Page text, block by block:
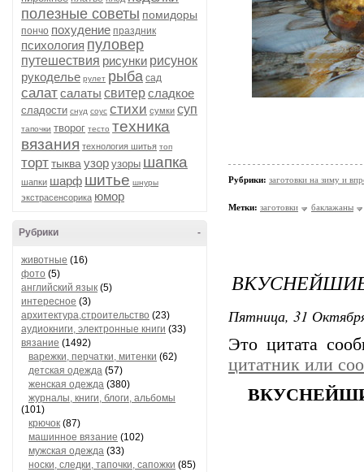
полезные советы помидоры
пончо похудение праздник
психология пуловер
путешествия рисунки рисунок
рукоделье рулет рыба сад
салатсалаты свитерсладкое
сладости снуд соус стихи сумки суп
тапочки творог тесто техника
вязания технология шитья топ
торттыква узор узоры шапка
шапки шарф шитье шнуры
экстрасенсорика юмор
-
Рубрики
животные (16)
фото (5)
английский язык (5)
интересное (3)
архитектура,строительство (23)
аудиокниги, электронные книги (33)
вязание (1492)
варежки, перчатки, митенки (62)
детская одежда (57)
женская одежда (380)
журналы, книги, блоги, альбомы
(101)
крючок (87)
машинное вязание (102)
мужская одежда (33)
носки, следки, тапочки, сапожки (85)
Рубрики: заготовки на зиму и
Метки: заготовки баклажаны
Пятница, 31
Это цитата
цитатник или